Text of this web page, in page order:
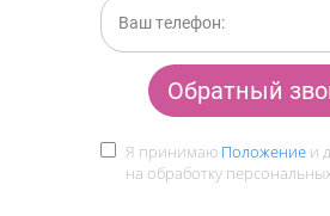
Обратный
Я принимаю Положение и
на обработку